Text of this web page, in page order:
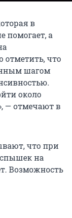
в
помогает, а
что
шагом
около
— отмечают в
что при
на
Возможность